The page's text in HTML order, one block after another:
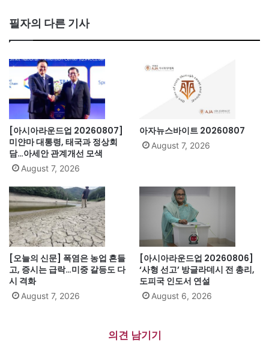
필자의 다른 기사
[아시아라운드업 20260807]
미얀마 대통령, 태국과 정상회
담…아세안 관계개선 모색
August 7, 2026
아자뉴스바이트 20260807
August 7, 2026
[오늘의 신문] 폭염은 농업 흔들
고, 증시는 급락…미중 갈등도 다
시 격화
August 7, 2026
[아시아라운드업 20260806]
‘사형 선고’ 방글라데시 전 총리,
도피국 인도서 연설
August 6, 2026
의견 남기기